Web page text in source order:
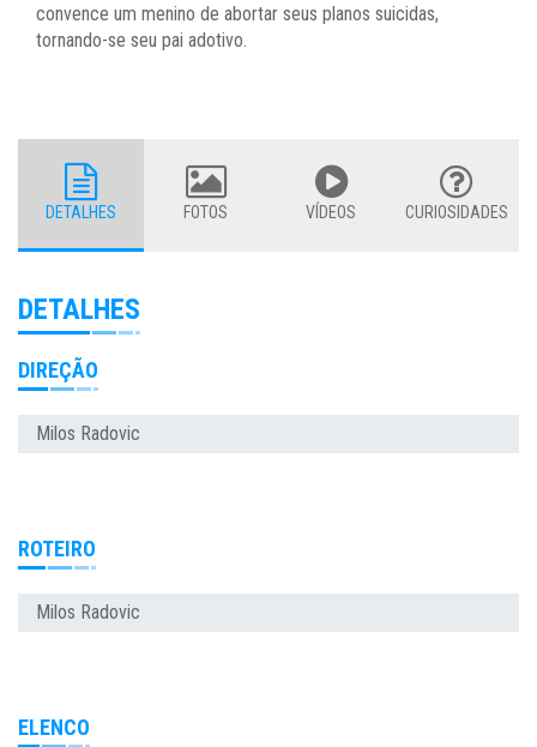
convence um menino de abortar seus planos suicidas,
tornando-se seu pai adotivo.
DETALHES FOTOS VÍDEOS CURIOSIDADES
DETALHES
DIREÇÃO
Milos Radovic
ROTEIRO
Milos Radovic
ELENCO